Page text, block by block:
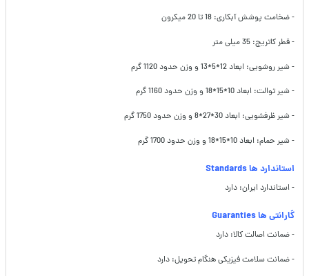
- ضخامت پوشش آبکاری: 18 تا 20 میکرون
- قطر کاتریج: 35 میلی متر
- شیر روشویی: ابعاد 12*5*13 و وزن حدود 1120 گرم
- شیر توالت: ابعاد 10*15*18 و وزن حدود 1160 گرم
- شیر ظرفشویی: ابعاد 30*27*8 و وزن حدود 1750 گرم
- شیر حمام: ابعاد 10*15*18 و وزن حدود 1700 گرم
استاندارد ها Standards
- استاندارد ایران: دارد
گارانتی ها Guaranties
- ضمانت اصالت کالا: دارد
- ضمانت سلامت فیزیکی هنگام تحویل: دارد